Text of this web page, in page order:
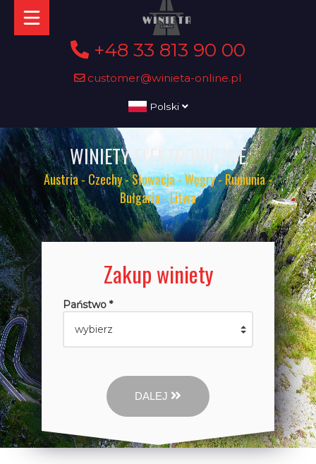
+48 33 813 90 00
customer@winieta-online.pl
Polski
WINIETY ELEKTRONICZNE
Austria - Czechy - Słowacja - Węgry - Rumunia -
Bułgaria - Litwa
Zakup winiety
Państwo *
DALEJ